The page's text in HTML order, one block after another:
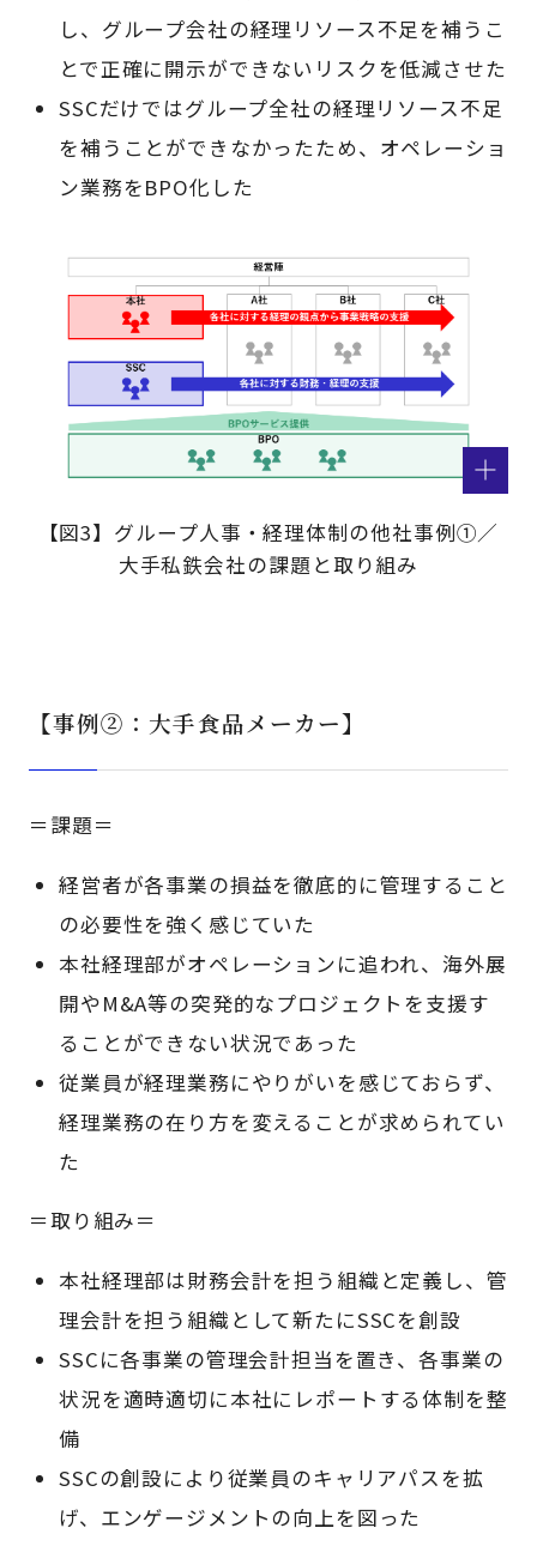
し、グループ会社の経理リソース不足を補うこ
とで正確に開示ができないリスクを低減させた
SSCだけではグループ全社の経理リソース不足
を補うことができなかったため、オペレーショ
ン業務をBPO化した
【図3】グループ人事・経理体制の他社事例①／
大手私鉄会社の課題と取り組み
【事例②：大手食品メーカー】
＝課題＝
経営者が各事業の損益を徹底的に管理すること
の必要性を強く感じていた
本社経理部がオペレーションに追われ、海外展
開やM&A等の突発的なプロジェクトを支援す
ることができない状況であった
従業員が経理業務にやりがいを感じておらず、
経理業務の在り方を変えることが求められてい
た
＝取り組み＝
本社経理部は財務会計を担う組織と定義し、管
理会計を担う組織として新たにSSCを創設
SSCに各事業の管理会計担当を置き、各事業の
状況を適時適切に本社にレポートする体制を整
備
SSCの創設により従業員のキャリアパスを拡
げ、エンゲージメントの向上を図った